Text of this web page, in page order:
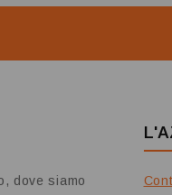
dove siamo